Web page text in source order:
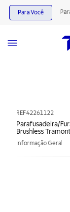
Para Você
REF42261122
Parafusadeira/
Brushless
Carregador e
Informação Geral